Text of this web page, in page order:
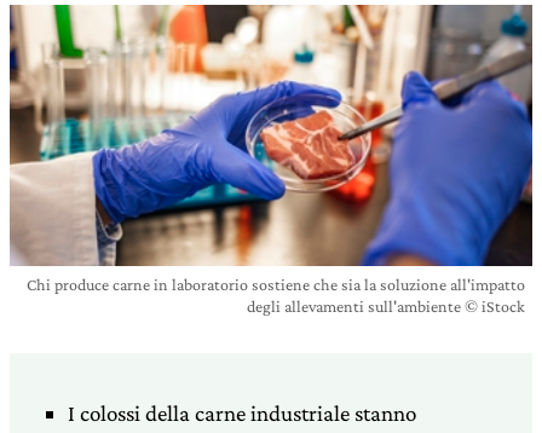
Chi produce carne in laboratorio sostiene che sia la soluzione all'impatto
degli allevamenti sull'ambiente © iStock
I colossi della carne industriale stanno